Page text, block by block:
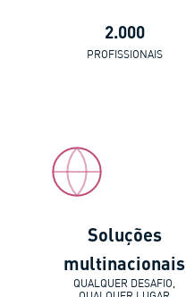
2.000
PROFISSIONAIS
Soluções
multinacionais
QUALQUER DESAFIO,